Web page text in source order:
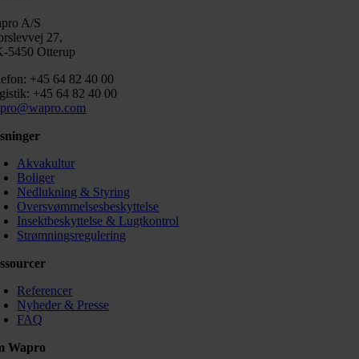
A/S
27,
5450 Otterup
+45 64 82 40 00
+45 64 82 40 00
Akvakultur
Boliger
Nedlukning & Styring
Oversvømmelsesbeskyttelse
Insektbeskyttelse & Lugtkontrol
Strømningsregulering
Referencer
Nyheder & Presse
FAQ
Wapro